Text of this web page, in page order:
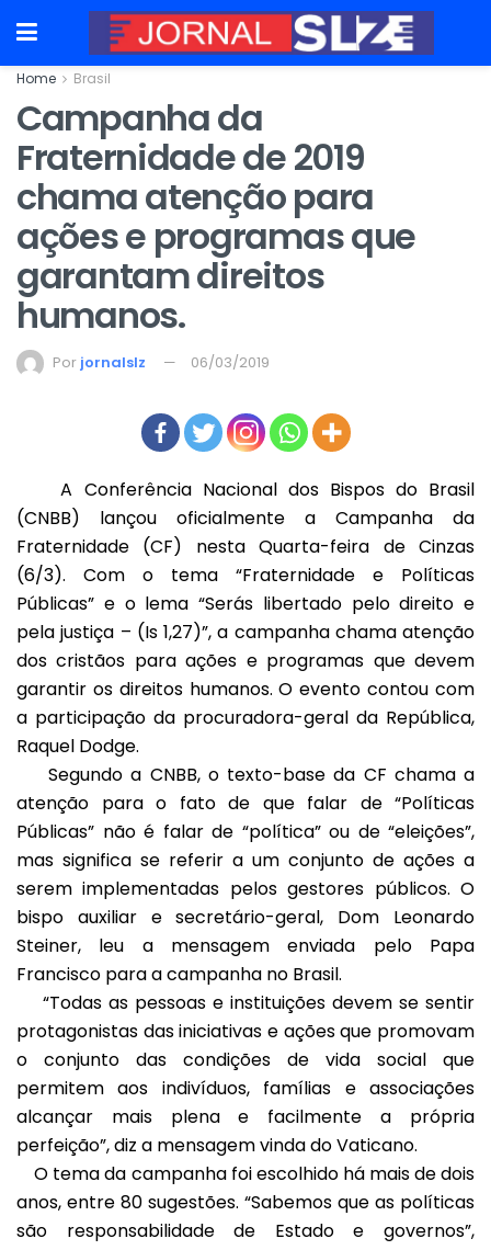
Home Brasil
Campanha da
Fraternidade de 2019
chama atenção para
ações e programas que
garantam direitos
humanos.
Por jornalslz 06/03/2019
A Conferência Nacional dos Bispos do Brasil
(CNBB) lançou oficialmente a Campanha da
Fraternidade (CF) nesta Quarta-feira de Cinzas
(6/3). Com o tema “Fraternidade e Políticas
Públicas” e o lema “Serás libertado pelo direito e
pela justiça – (Is 1,27)”, a campanha chama atenção
dos cristãos para ações e programas que devem
garantir os direitos humanos. O evento contou com
a participação da procuradora-geral da República,
Raquel Dodge.
Segundo a CNBB, o texto-base da CF chama a
atenção para o fato de que falar de “Políticas
Públicas” não é falar de “política” ou de “eleições”,
mas significa se referir a um conjunto de ações a
serem implementadas pelos gestores públicos. O
bispo auxiliar e secretário-geral, Dom Leonardo
Steiner, leu a mensagem enviada pelo Papa
Francisco para a campanha no Brasil.
“Todas as pessoas e instituições devem se sentir
protagonistas das iniciativas e ações que promovam
o conjunto das condições de vida social que
permitem aos indivíduos, famílias e associações
alcançar mais plena e facilmente a própria
perfeição”, diz a mensagem vinda do Vaticano.
O tema da campanha foi escolhido há mais de dois
anos, entre 80 sugestões. “Sabemos que as políticas
são responsabilidade de Estado e governos”,